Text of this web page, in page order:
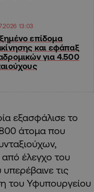
13:03
επίδομα
και εφάπαξ
για 4.500
εξασφάλισε το
άτομα που
έλεγχο του
τις
του Υφυπουργείου